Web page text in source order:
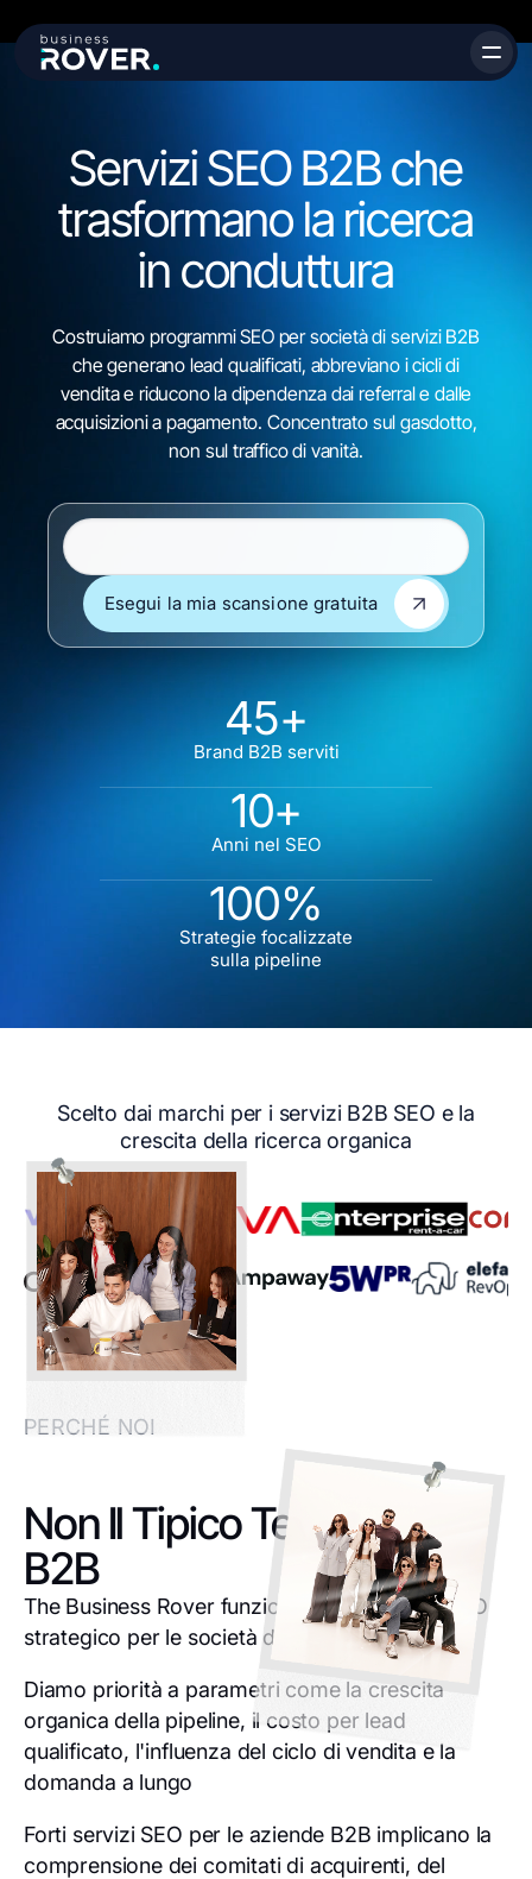
Servizi SEO B2B che
trasformano la ricerca
in conduttura
Costruiamo programmi SEO per società di servizi B2B
che generano lead qualificati, abbreviano i cicli di
vendita e riducono la dipendenza dai referral e dalle
acquisizioni a pagamento. Concentrato sul gasdotto,
non sul traffico di vanità.
URL del sito web
Esegui la mia scansione gratuita
Esegui la mia scansione gratuita
45+
Brand B2B serviti
10+
Anni nel SEO
100%
Strategie focalizzate
sulla pipeline
Scelto dai marchi per i servizi B2B SEO e la
crescita della ricerca organica
PERCHÉ NOI
Non Il Tipico Team SEO
B2B
The Business Rover funziona come partner SEO
strategico per le società di servizi B2B.
Diamo priorità a parametri come la crescita
organica della pipeline, il costo per lead
qualificato, l'influenza del ciclo di vendita e la
domanda a lungo
Forti servizi SEO per le aziende B2B implicano la
comprensione dei comitati di acquirenti, del